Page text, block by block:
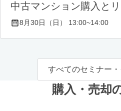
中古マンション購入と
8月30日（日） 13:00~14:00
すべてのセミナー
購入・売却